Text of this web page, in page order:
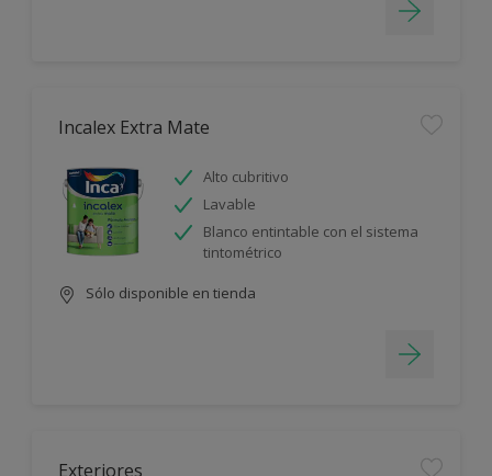
Incalex Extra Mate
Alto cubritivo
Lavable
Blanco entintable con el sistema
tintométrico
Sólo disponible en tienda
Exteriores